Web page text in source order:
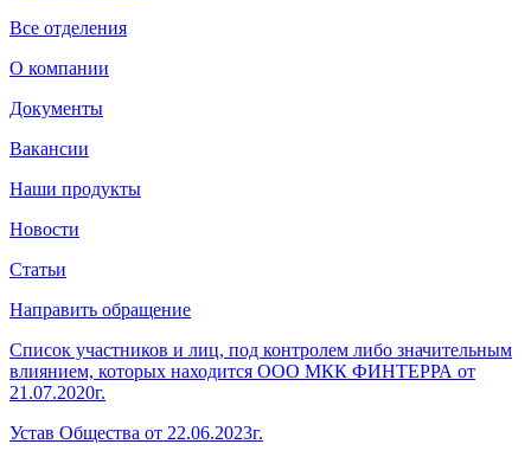
Все отделения
О компании
Документы
Вакансии
Наши продукты
Новости
Статьи
Направить обращение
Список участников и лиц, под контролем либо значительным
влиянием, которых находится ООО МКК ФИНТЕРРА от
21.07.2020г.
Устав Общества от 22.06.2023г.